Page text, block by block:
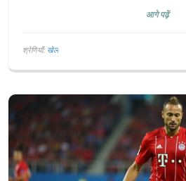
आगे पढ़ें
श्रेणियाँ: खेल